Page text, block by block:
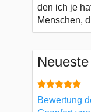
den ich je
Menschen,
Bewertung